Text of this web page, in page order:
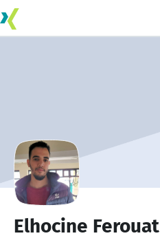
Elhocine Ferouat